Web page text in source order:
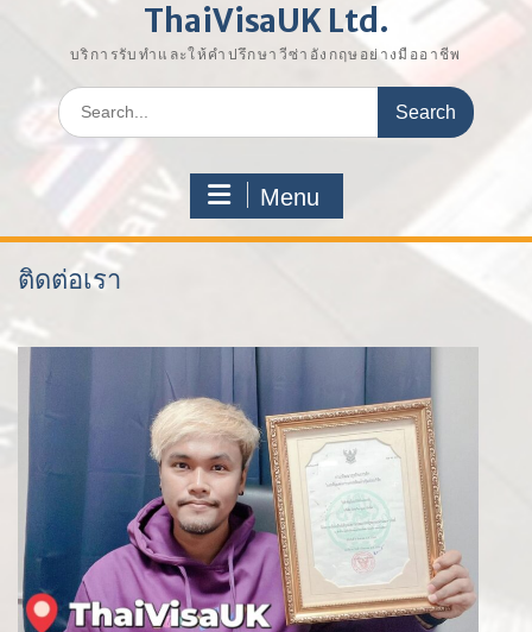
ThaiVisaUK Ltd.
บริการรับทำและให้คำปรึกษาวีซ่าอังกฤษอย่างมืออาชีพ
Search
for:
Menu
ติดต่อเรา